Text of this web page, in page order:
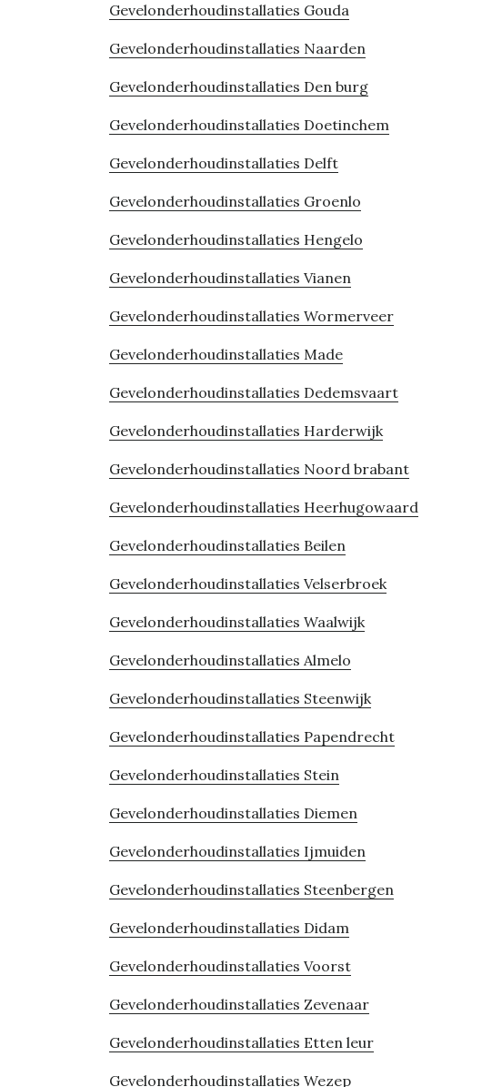
Gevelonderhoudinstallaties Gouda
Gevelonderhoudinstallaties Naarden
Gevelonderhoudinstallaties Den burg
Gevelonderhoudinstallaties Doetinchem
Gevelonderhoudinstallaties Delft
Gevelonderhoudinstallaties Groenlo
Gevelonderhoudinstallaties Hengelo
Gevelonderhoudinstallaties Vianen
Gevelonderhoudinstallaties Wormerveer
Gevelonderhoudinstallaties Made
Gevelonderhoudinstallaties Dedemsvaart
Gevelonderhoudinstallaties Harderwijk
Gevelonderhoudinstallaties Noord brabant
Gevelonderhoudinstallaties Heerhugowaard
Gevelonderhoudinstallaties Beilen
Gevelonderhoudinstallaties Velserbroek
Gevelonderhoudinstallaties Waalwijk
Gevelonderhoudinstallaties Almelo
Gevelonderhoudinstallaties Steenwijk
Gevelonderhoudinstallaties Papendrecht
Gevelonderhoudinstallaties Stein
Gevelonderhoudinstallaties Diemen
Gevelonderhoudinstallaties Ijmuiden
Gevelonderhoudinstallaties Steenbergen
Gevelonderhoudinstallaties Didam
Gevelonderhoudinstallaties Voorst
Gevelonderhoudinstallaties Zevenaar
Gevelonderhoudinstallaties Etten leur
Gevelonderhoudinstallaties Wezep